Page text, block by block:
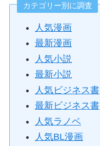
カテゴリー別に調査
人気漫画
最新漫画
人気小説
最新小説
人気ビジネス書
最新ビジネス書
人気ラノベ
人気BL漫画